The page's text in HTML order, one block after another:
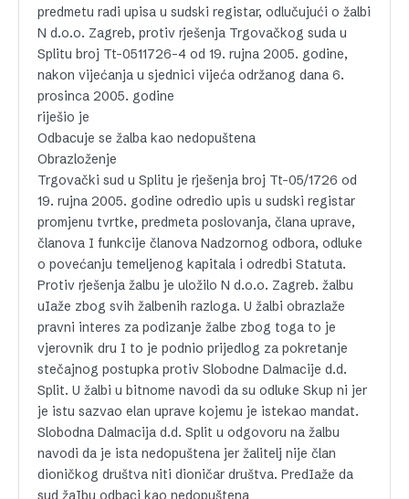
predmetu radi upisa u sudski registar, odlučujući o žalbi
N d.o.o. Zagreb, protiv rješenja Trgovačkog suda u
Splitu broj Tt-0511726-4 od 19. rujna 2005. godine,
nakon vijećanja u sjednici vijeća održanog dana 6.
prosinca 2005. godine
riješio je
Odbacuje se žalba kao nedopuštena
Obrazloženje
Trgovački sud u Splitu je rješenja broj Tt-05/1726 od
19. rujna 2005. godine odredio upis u sudski registar
promjenu tvrtke, predmeta poslovanja, člana uprave,
članova I funkcije članova Nadzornog odbora, odluke
o povećanju temeljenog kapitala i odredbi Statuta.
Protiv rješenja žalbu je uložilo N d.o.o. Zagreb. žalbu
uIaže zbog svih žalbenih razloga. U žalbi obrazlaže
pravni interes za podizanje žalbe zbog toga to je
vjerovnik dru I to je podnio prijedlog za pokretanje
stečajnog postupka protiv Slobodne Dalmacije d.d.
Split. U žalbi u bitnome navodi da su odluke Skup ni jer
je istu sazvao elan uprave kojemu je istekao mandat.
Slobodna Dalmacija d.d. Split u odgovoru na žalbu
navodi da je ista nedopuštena jer žalitelj nije član
dioničkog društva niti dioničar društva. PredIaže da
sud žaIbu odbaci kao nedopuštena